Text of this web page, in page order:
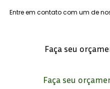
Entre em contato com um de
Faça seu
Faça seu